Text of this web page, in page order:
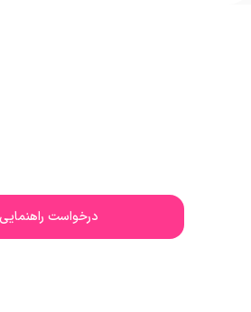
درخواست راهنمایی